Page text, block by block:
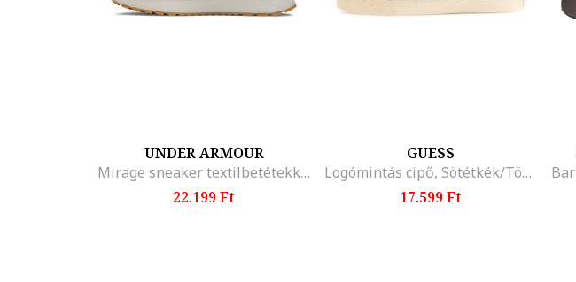
UNDER ARMOUR
Mirage sneaker textilbetétekkel, Fehér/Homokbarna
22.199 Ft
GUESS
Logómintás cipő, Sötétkék/Törtfehér
17.599 Ft